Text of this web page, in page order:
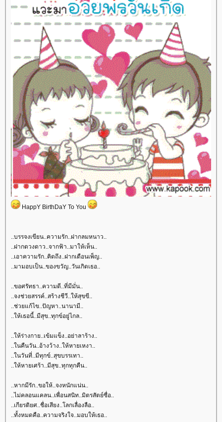
HappY BirthDaY To You
..บรรจงเขียน..ความรัก..ฝากลมหนาว..
..ฝากดวงดาว..จากฟ้า..มาให้เห็น..
..เอาความรัก..คิดถึง..ฝากเดือนเพ็ญ..
..มามอบเป็น..ของขวัญ..วันเกิดเธอ..
..ขอศรัทธา..ความดี..ที่มีมั่น..
..จงช่วยสรรค์..สร้างชีวี..ให้สุขขี..
..ช่วยแก้ไข..ปัญหา..นานามี..
..ให้เธอนี้..มีสุข..ทุกข์อยู่ไกล..
..ให้ร่างกาย..เข้มแข็ง..อย่าลาร้าง..
..ในคืนวัน..อ้างว้าง..ให้หายเหงา..
..ในวันที่..มีทุกข์..สุขบรรเทา..
..ให้หายเศร้า..มีสุข..ทุกทุกคืน..
..หากมีรัก..ขอให้..จงหนักแน่น..
..ไม่คลอนแคลน..เพื่อนสนิท..มิตรสัตย์ซื่อ..
..เกียรติยศ..ชื่อเสียง..โลกเลื่องลือ..
..ทั้งหมดคือ..ความจริงใจ..มอบให้เธอ..